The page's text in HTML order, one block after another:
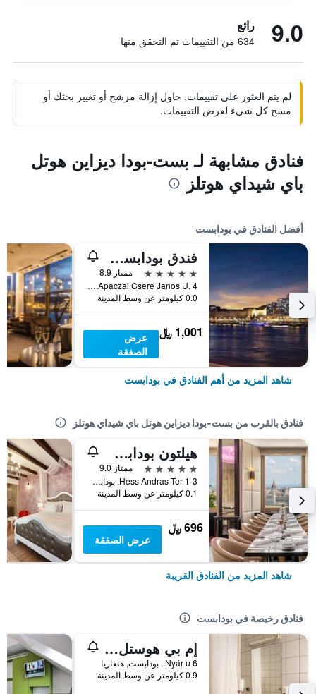
9.0 رائع
634 من التقييمات تم التحقق منها
لم يتم العثور على تقييمات. حاول إزالة مرشح أو تغيير بحثك أو
مسح كل شيء لعرض التقييمات.
فنادق مشابهة لـ بست-بودا ديزاين هوتل
باي شيداي هوتلز
أفضل الفنادق في بودابست
فندق بودابست ماريوت
5 نجوم
ممتاز 8.9
Apaczai Csere Janos U. 4, بودابست, هنغاريا
0.0 كيلومتر عن وسط المدينة
1,001 ﷼
عرض
الصفقة
شاهد المزيد من أهم الفنادق في بودابست
فنادق بالقرب من بست-بودا ديزاين هوتل باي شيداي هوتلز
هيلتون بودابست
5 نجوم
ممتاز 9.0
Hess Andras Ter 1-3, بودابست, هنغاريا
0.1 كيلومتر عن وسط المدينة
696 ﷼
عرض الصفقة
شاهد المزيد من الفنادق القريبة
فنادق رخيصة في بودابست
إم بي هوستل بودابيست
6 Nyár u., بودابست, هنغاريا
0.9 كيلومتر عن وسط المدينة